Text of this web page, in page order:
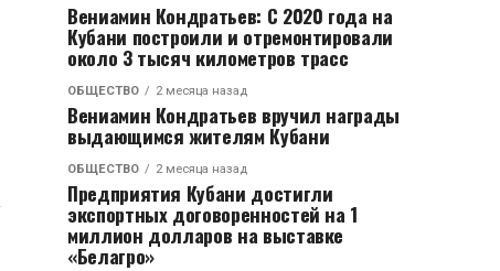
Вениамин Кондратьев: С 2020 года на
Кубани построили и отремонтировали
около 3 тысяч километров трасс
ОБЩЕСТВО 2 месяца назад
Вениамин Кондратьев вручил награды
выдающимся жителям Кубани
ОБЩЕСТВО 2 месяца назад
Предприятия Кубани достигли
экспортных договоренностей на 1
миллион долларов на выставке
«Белагро»